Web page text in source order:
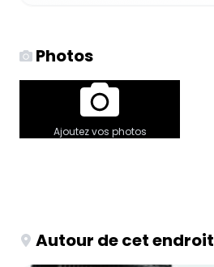
Photos
Ajoutez vos photos
Autour de cet endroit